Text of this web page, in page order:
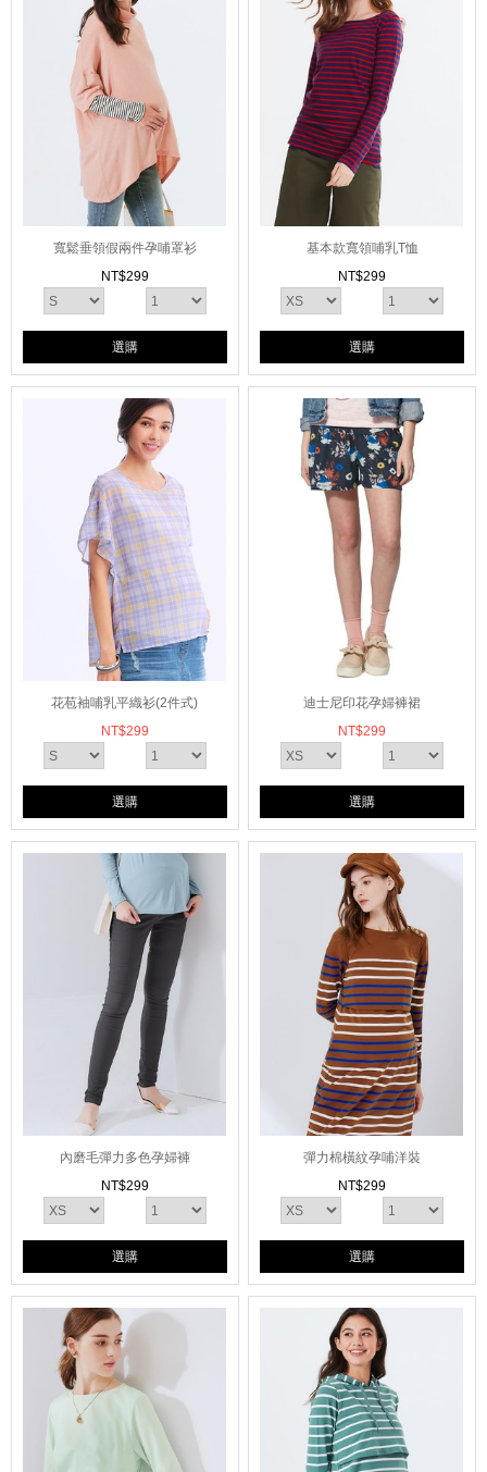
寬鬆垂領假兩件孕哺罩衫
NT$299
選購
基本款寬領哺乳T恤
NT$299
選購
花苞袖哺乳平織衫(2件式)
NT$299
選購
迪士尼印花孕婦褲裙
NT$299
選購
內磨毛彈力多色孕婦褲
NT$299
選購
彈力棉橫紋孕哺洋裝
NT$299
選購